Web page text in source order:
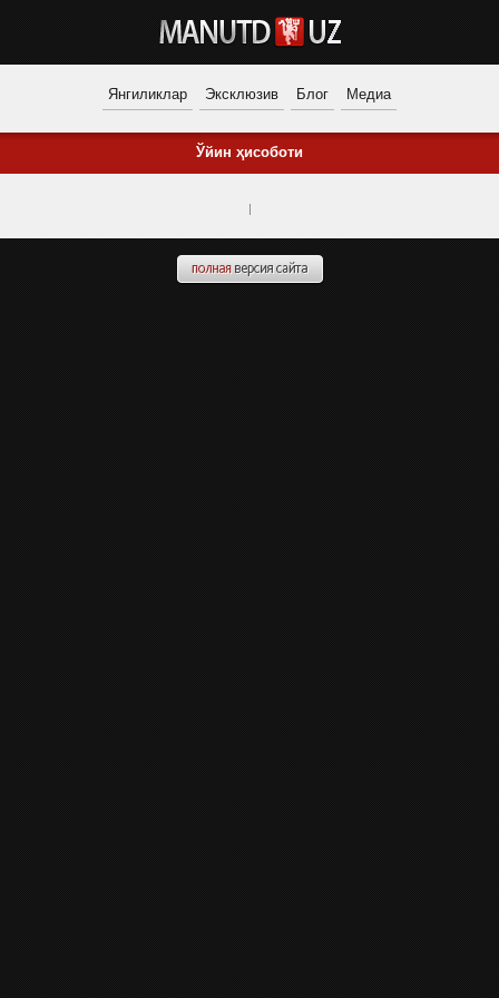
Янгиликлар Эксклюзив Блог Медиа
Ўйин ҳисоботи
|